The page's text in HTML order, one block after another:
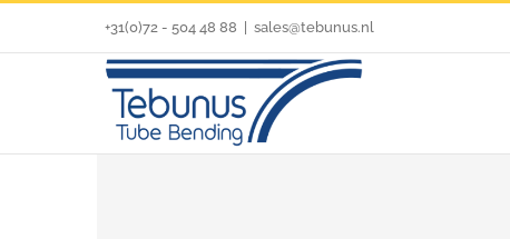
naar
+31(0)72 - 504 48 88 sales@tebunus.nl